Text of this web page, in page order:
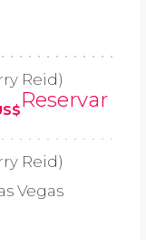
Reid)
Reservar
Reid)
Vegas